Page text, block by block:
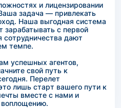
и лицензировании
задача — привлекать
Наша выгодная система
зарабатывать с первой
сотрудничества дают
темпе.
успешных агентов,
свой путь к
Перелет
лишь старт вашего пути к
вместе с нами и
воплощению.